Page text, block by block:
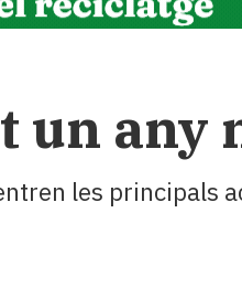
un any
les principals